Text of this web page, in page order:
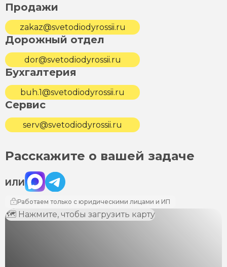
Продажи
zakaz@svetodiodyrossii.ru
Дорожный отдел
dor@svetodiodyrossii.ru
Бухгалтерия
buh.1@svetodiodyrossii.ru
Сервис
serv@svetodiodyrossii.ru
Расскажите о вашей задаче
ИЛИ
Max Telegram
Работаем только с юридическими лицами и ИП
🗺 Нажмите, чтобы загрузить карту